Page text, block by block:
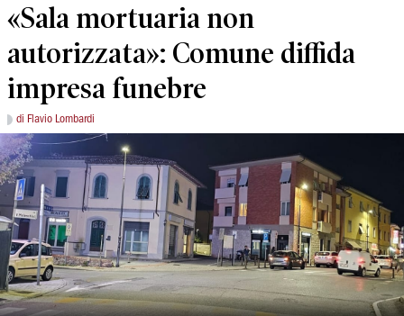
«Sala mortuaria non
autorizzata»: Comune diffida
impresa funebre
di Flavio Lombardi